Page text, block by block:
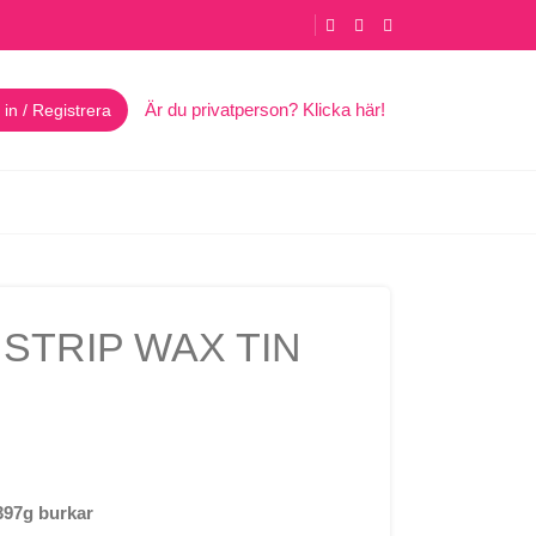
in / Registrera Är du privatperson? Klicka här!
WAX TIN
burkar